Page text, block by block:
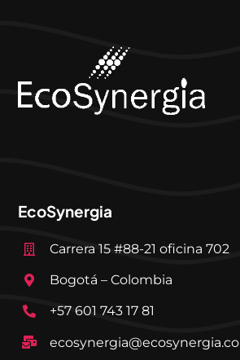
EcoSynergia
Carrera 15 #88-21 oficina 702
Bogotá – Colombia
+57 601 743 17 81
ecosynergia@ecosynergia.co